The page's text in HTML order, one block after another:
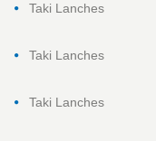
Taki Lanches
Taki Lanches
Taki Lanches